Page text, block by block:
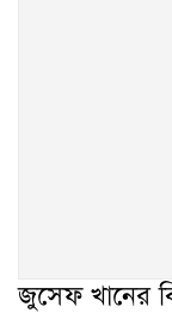
জুসেফ খানের